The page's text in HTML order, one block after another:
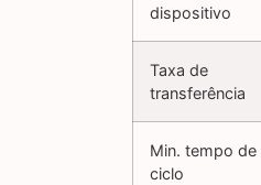
dispositivo
Taxa de
transferência
Min. tempo de
ciclo